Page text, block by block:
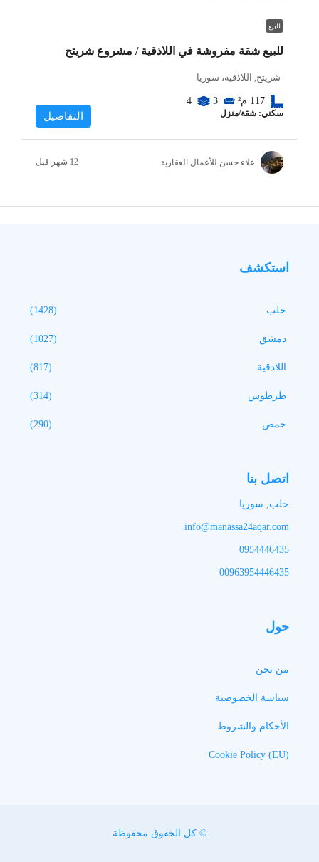
للبيع
للبيع شقة مفروشة في اللاذقية / مشروع شريتح
شريتح, اللاذقية، سوريا
117 م² 3
4
سكني: شقة/منزل التفاصيل
علاء حسن للأعمال العقارية
استكشف
حلب (1428)
دمشق (1027)
اللاذقية (817)
طرطوس (314)
حمص (290)
اتصل بنا
حلب, سوريا
info@manassa24aqar.com
0954446435
00963954446435
حول
من نحن
سياسة الخصوصية
الأحكام والشروط
Cookie Policy (EU)
© كل الحقوق محفوظة